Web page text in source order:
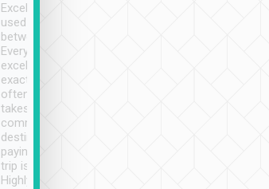
Excellent service. We have
used Tripool to travel
between cities in Taiwan.
Every driver has been
excellent and arrives
exactly on time. As there is
often limited English it
takes the difficulty out of
communicating the
destination details and
paying online prior to the
trip is very convenient.
Highly recommended